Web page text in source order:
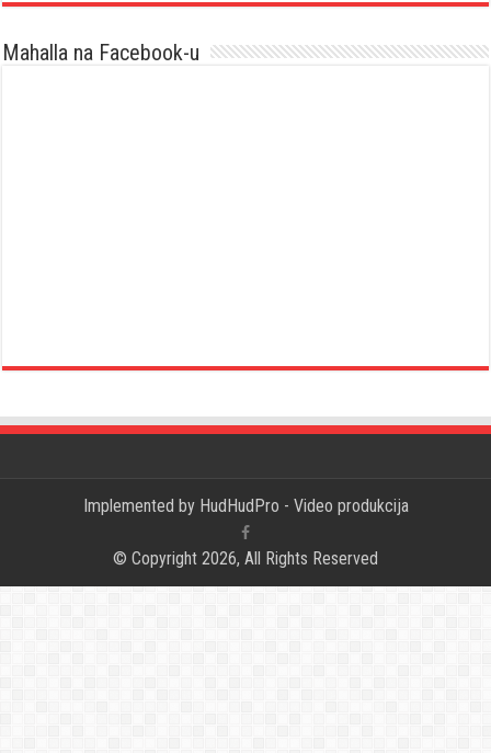
Mahalla na Facebook-u
Implemented by HudHudPro - Video produkcija
© Copyright 2026, All Rights Reserved